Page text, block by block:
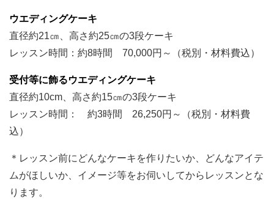
ウエディングケーキ
直径約21㎝、高さ約25㎝の3段ケーキ
レッスン時間：約8時間 70,000円～（税別・材料費込）
受付等に飾るウエディングケーキ
直径約10cm、高さ約15㎝の3段ケーキ
レッスン時間： 約3時間 26,250円～（税別・材料費
込）
＊レッスン前にどんなケーキを作りたいか、どんなアイテ
ムがほしいか、イメージ等をお伺いしてからレッスンとな
ります。